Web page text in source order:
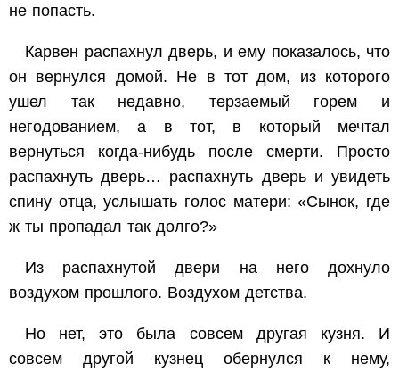
не попасть.
Карвен распахнул дверь, и ему показалось, что
он вернулся домой. Не в тот дом, из которого
ушел так недавно, терзаемый горем и
негодованием, а в тот, в который мечтал
вернуться когда-нибудь после смерти. Просто
распахнуть дверь… распахнуть дверь и увидеть
спину отца, услышать голос матери: «Сынок, где
ж ты пропадал так долго?»
Из распахнутой двери на него дохнуло
воздухом прошлого. Воздухом детства.
Но нет, это была совсем другая кузня. И
совсем другой кузнец обернулся к нему,